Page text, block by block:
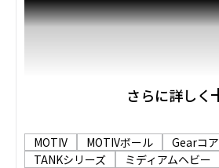
さらに詳しく
MOTIV MOTIVボール Gearコア
TANKシリーズ
ミディアムヘビー